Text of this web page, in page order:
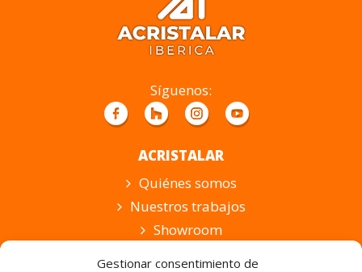
Gestionar consentimiento de
Síguenos:
ACRISTALAR
Quiénes somos
Nuestros trabajos
Showroom